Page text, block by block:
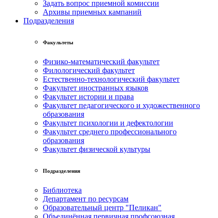
Задать вопрос приемной комиссии
Архивы приемных кампаний
Подразделения
Факультеты
Физико-математический факультет
Филологический факультет
Естественно-технологический факультет
Факультет иностранных языков
Факультет истории и права
Факультет педагогического и художественного
образования
Факультет психологии и дефектологии
Факультет среднего профессионального
образования
Факультет физической культуры
Подразделения
Библиотека
Департамент по ресурсам
Образовательный центр "Пеликан"
Объединённая первичная профсоюзная